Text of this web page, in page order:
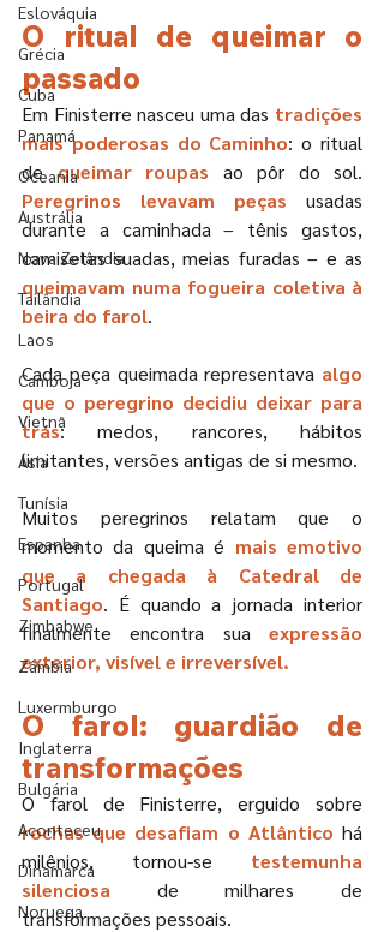
Eslováquia
Grécia
Cuba
Panamá
Oceania
Austrália
Nova Zelândia
Tailândia
Laos
Camboja
Vietnã
Ásia
Tunísia
Espanha
Portugal
Zimbabwe
Zâmbia
Luxermburgo
Inglaterra
Bulgária
Aconteceu
Dinamarca
Noruega
O ritual de queimar o
passado
Em Finisterre nasceu uma das tradições
mais poderosas do Caminho: o ritual
de queimar roupas
Peregrinos levavam peças usadas
durante a caminhada – tênis gastos,
queimavam numa fogueira coletiva à
beira do farol.
Cada peça queimada representava algo
que o peregrino decidiu deixar para
trás: medos, rancores, hábitos
limitantes, versões antigas de si mesmo.
Muitos peregrinos relatam que o
momento da queima é mais emotivo
que a chegada à Catedral de
Santiago. É quando a jornada interior
finalmente encontra sua expressão
exterior, visível e irreversível.
O farol: guardião de
transformações
rochas que desafiam o Atlântico há
milênios, tornou-se testemunha
silenciosa de milhares de
transformações pessoais.